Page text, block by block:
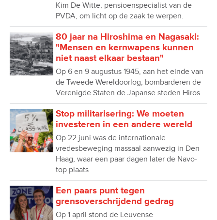
Kim De Witte, pensioenspecialist van de
PVDA, om licht op de zaak te werpen.
80 jaar na Hiroshima en Nagasaki:
"Mensen en kernwapens kunnen
niet naast elkaar bestaan"
Op 6 en 9 augustus 1945, aan het einde van
de Tweede Wereldoorlog, bombarderen de
Verenigde Staten de Japanse steden Hiros
Stop militarisering: We moeten
investeren in een andere wereld
Op 22 juni was de internationale
vredesbeweging massaal aanwezig in Den
Haag, waar een paar dagen later de Navo-
top plaats
Een paars punt tegen
grensoverschrijdend gedrag
Op 1 april stond de Leuvense